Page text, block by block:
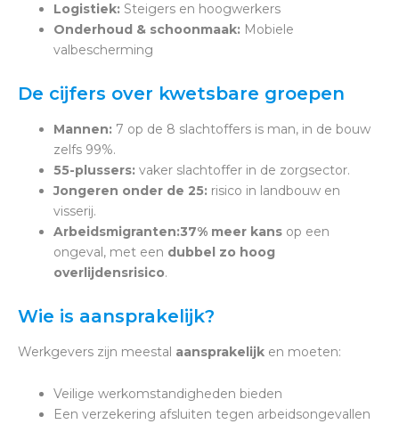
Logistiek: Steigers en hoogwerkers
Onderhoud & schoonmaak: Mobiele
valbescherming
De cijfers over kwetsbare groepen
Mannen: 7 op de 8 slachtoffers is man, in de bouw
zelfs 99%.
55-plussers: vaker slachtoffer in de zorgsector.
Jongeren onder de 25: risico in landbouw en
visserij.
Arbeidsmigranten:37% meer kans op een
ongeval, met een dubbel zo hoog
overlijdensrisico.
Wie is aansprakelijk?
Werkgevers zijn meestal aansprakelijk en moeten:
Veilige werkomstandigheden bieden
Een verzekering afsluiten tegen arbeidsongevallen